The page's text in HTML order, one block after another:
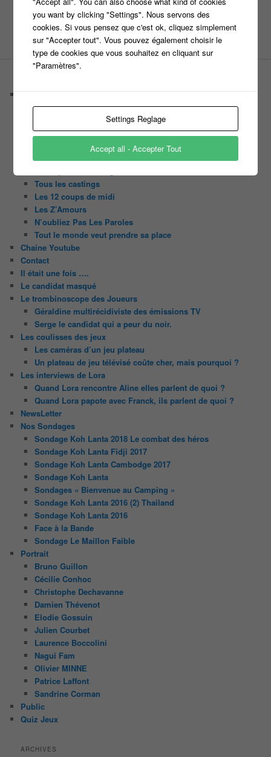
Castings
C’est quoi un casteur ?
C’est quoi un directeur de casting ?
Harry
Slam
Tous les castings
Les 12 coups de midi
Les Z’Amours
N’oubliez Pas Les Paroles
Tout le monde veut prendre sa place
Chaine Youtube
Contact
Il était une fois ….
Le candidat masqué
Le trombinoscope des Joueurs
Géraldine multirécidiviste des émissions TV
Serge le candidat qui a peur du noir.
Les coulisses des jeux
Les caméras d’un jeu plateau
Un plateau de jeu télévisé coûte cher, mais pourquoi ?
Les interviews de Lora
Quand Lora rencontre Aline elles parlent de quoi ?
Quand Lora papote avec Franck, ils parlent de quoi ?
NewsLetter
Nos Sondages
Sondage Koh Lanta 2018 Le combat des héros
Sondage Koh Lanta Fidji 2017
Sondage Koh Lanta Cambodge 2017
Sondage Koh Lanta
Sondages « Bienvenue au Camping »
Sondage Koh Lanta 2016 (2) Thailand
Sondage Koh Lanta 2016
Face à la Bande
Sondage Le Maillon Faible
Portrait
Bruno Guillon
Cécilie Conhoc
Christophe Dechavanne
Damien Thévenot
Elodie Gossuin
Julien Courbet
Laurence Boccolini
Nagui Fam
Olivier MINNE
Patrice Laffont
Sandrine Corman
Public
Quiz Jeux
ARCHIVES
you want by clicking "Settings". Nous servons des
cookies. Si vous pensez que c'est ok, cliquez simplement
sur "Accepter tout". Vous pouvez également choisir le
type de cookies que vous souhaitez en cliquant sur
"Paramètres".
Settings Reglage
Accept all - Accepter Tout